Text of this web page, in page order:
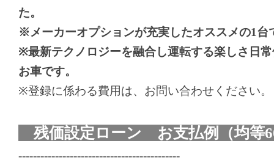
た。
※メーカーオプションが充実したオススメの1台
※最新テクノロジーを融合し運転する楽しさ日
お車です。
※登録に係わる費用は、お問い合わせください。
残価設定ローン お支払例（均等
--------------------------------------------